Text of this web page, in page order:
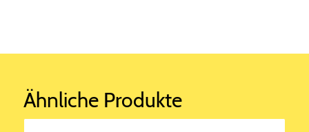
Ähnliche Produkte